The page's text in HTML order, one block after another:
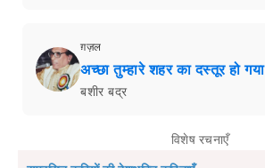
ग़ज़ल
अच्छा तुम्हारे शहर का दस्तूर हो गया
बशीर बद्र
विशेष रचनाएँ